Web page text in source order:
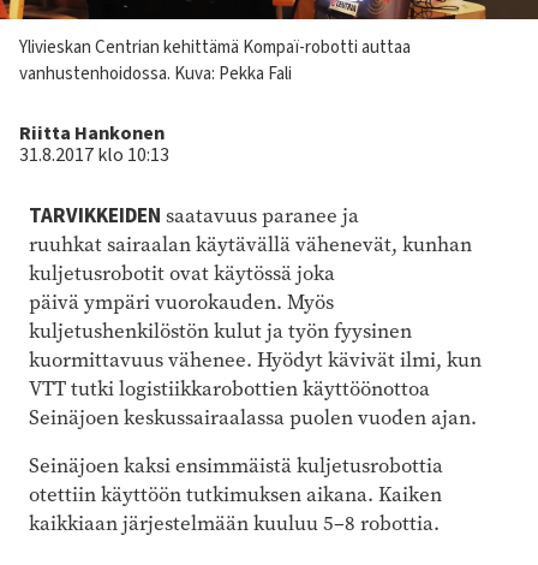
Kuvateksti
Ylivieskan Centrian kehittämä Kompaï-robotti auttaa
vanhustenhoidossa. Kuva: Pekka Fali
Kirjoittaja
Riitta Hankonen
31.8.2017 klo 10:13
TARVIKKEIDEN saatavuus paranee ja
ruuhkat sairaalan käytävällä vähenevät, kunhan
kuljetusrobotit ovat käytössä joka
päivä ympäri vuorokauden. Myös
kuljetushenkilöstön kulut ja työn fyysinen
kuormittavuus vähenee. Hyödyt kävivät ilmi, kun
VTT tutki logistiikkarobottien käyttöönottoa
Seinäjoen keskussairaalassa puolen vuoden ajan.
Seinäjoen kaksi ensimmäistä kuljetusrobottia
otettiin käyttöön tutkimuksen aikana. Kaiken
kaikkiaan järjestelmään kuuluu 5–8 robottia.